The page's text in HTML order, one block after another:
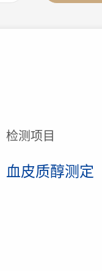
检测项目
血皮质醇测定